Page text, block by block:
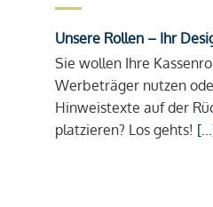
Unsere Rollen – Ihr
Sie wollen Ihre
Werbeträger nutzen
Hinweistexte auf der
platzieren? Los gehts!